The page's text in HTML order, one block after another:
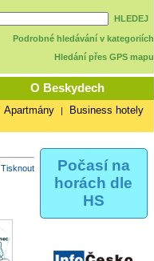
HLEDEJ
Podrobné hledávání v kategoriích
Hledání přes GPS mapu
O Beskydech
Apartmány | Business hotely
Tisknout
Počasí na
horách dle
HS